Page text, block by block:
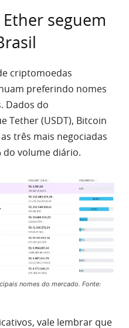
seguem
criptomoedas
preferindo nomes
Dados do
Tether (USDT), Bitcoin
três mais negociadas
do volume diário.
nomes do mercado. Fonte:
vale lembrar que